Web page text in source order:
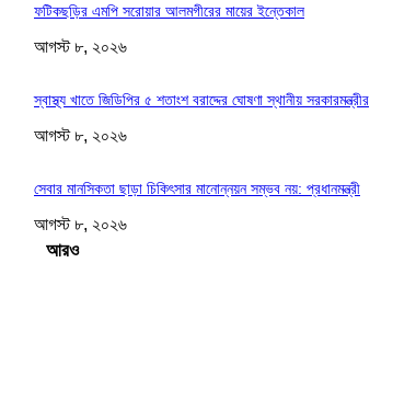
ফটিকছড়ির এমপি সরোয়ার আলমগীরের মায়ের ইন্তেকাল
আগস্ট ৮, ২০২৬
স্বাস্থ্য খাতে জিডিপির ৫ শতাংশ বরাদ্দের ঘোষণা স্থানীয় সরকারমন্ত্রীর
আগস্ট ৮, ২০২৬
সেবার মানসিকতা ছাড়া চিকিৎসার মানোন্নয়ন সম্ভব নয়: প্রধানমন্ত্রী
আগস্ট ৮, ২০২৬
Load more